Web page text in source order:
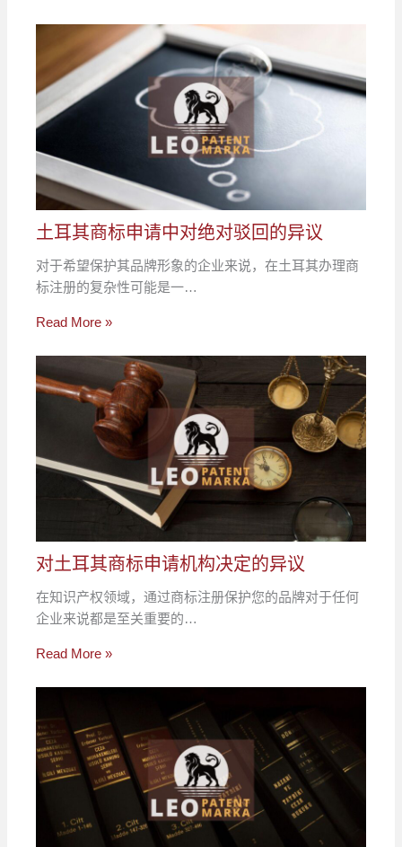
土耳其商标申请中对绝对驳回的异议
对于希望保护其品牌形象的企业来说，在土耳其办理商
标注册的复杂性可能是一…
Read More »
对土耳其商标申请机构决定的异议
在知识产权领域，通过商标注册保护您的品牌对于任何
企业来说都是至关重要的…
Read More »